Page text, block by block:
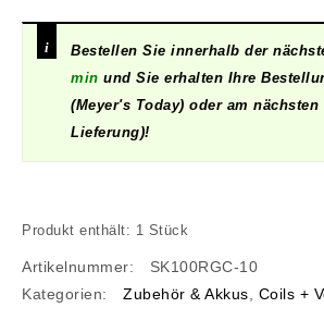
Bestellen Sie innerhalb der
min und Sie erhalten Ihre
(Meyer's Today) oder am nächsten
Lieferung)!
Produkt enthält: 1 Stück
Artikelnummer:
SK100RGC-10
Kategorien:
Zubehör & Akkus, Coils +